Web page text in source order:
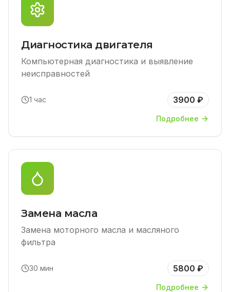
Диагностика двигателя
Компьютерная диагностика и выявление
неисправностей
1 час 3900 ₽
Подробнее
Замена масла
Замена моторного масла и масляного
фильтра
30 мин 5800 ₽
Подробнее